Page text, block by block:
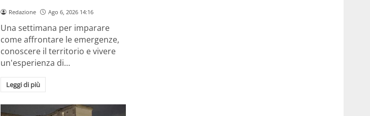
Redazione Ago 6, 2026 14:16
Una settimana per imparare
come affrontare le emergenze,
conoscere il territorio e vivere
un'esperienza di…
Leggi di più